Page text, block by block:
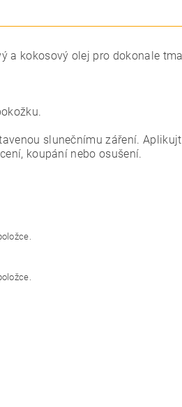
a kokosový olej pro dokonale
slunečnímu záření.
koupání nebo osušení.